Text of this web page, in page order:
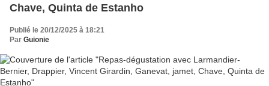
Chave, Quinta de Estanho
Publié le 20/12/2025 à 18:21
Par Guionie